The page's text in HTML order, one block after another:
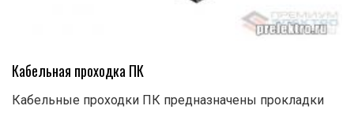
Кабельная проходка ПК
Кабельные проходки ПК предназначены прокладки